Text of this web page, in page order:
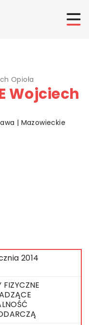
Opioła
Wojciech
| Mazowieckie
2014
FIZYCZNE